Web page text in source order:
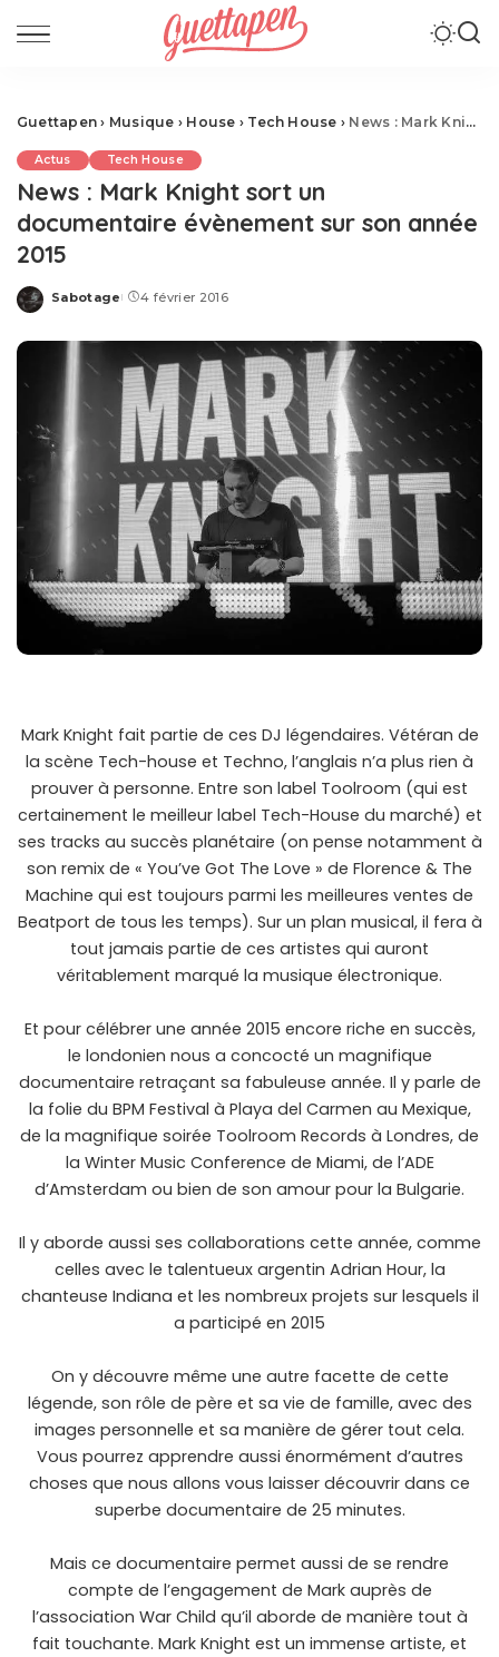
Guettapen › Musique › House › Tech House › News : Mark Knight sort un documentaire évènement sur son année 2015
Actus Tech House
News : Mark Knight sort un
documentaire évènement sur son année
2015
Posted
Sabotage 4 février 2016
Mark Knight fait partie de ces DJ légendaires. Vétéran de
la scène Tech-house et Techno, l’anglais n’a plus rien à
prouver à personne. Entre son label Toolroom (qui est
certainement le meilleur label Tech-House du marché) et
ses tracks au succès planétaire (on pense notamment à
son remix de « You’ve Got The Love » de Florence & The
Machine qui est toujours parmi les meilleures ventes de
Beatport de tous les temps). Sur un plan musical, il fera à
tout jamais partie de ces artistes qui auront
véritablement marqué la musique électronique.
Et pour célébrer une année 2015 encore riche en succès,
le londonien nous a concocté un magnifique
documentaire retraçant sa fabuleuse année. Il y parle de
la folie du BPM Festival à Playa del Carmen au Mexique,
de la magnifique soirée Toolroom Records à Londres, de
la Winter Music Conference de Miami, de l’ADE
d’Amsterdam ou bien de son amour pour la Bulgarie.
Il y aborde aussi ses collaborations cette année, comme
celles avec le talentueux argentin Adrian Hour, la
chanteuse Indiana et les nombreux projets sur lesquels il
a participé en 2015
On y découvre même une autre facette de cette
légende, son rôle de père et sa vie de famille, avec des
images personnelle et sa manière de gérer tout cela.
Vous pourrez apprendre aussi énormément d’autres
choses que nous allons vous laisser découvrir dans ce
superbe documentaire de 25 minutes.
Mais ce documentaire permet aussi de se rendre
compte de l’engagement de Mark auprès de
l’association War Child qu’il aborde de manière tout à
fait touchante. Mark Knight est un immense artiste, et